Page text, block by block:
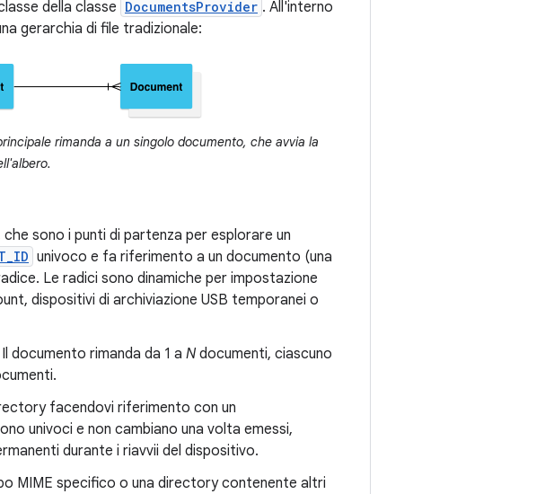
della classe DocumentsProvider . All'interno
gerarchia di file tradizionale:
rimanda a un singolo documento, che avvia la
che sono i punti di partenza per esplorare un
univoco e fa riferimento a un documento (una
Le radici sono dinamiche per impostazione
dispositivi di archiviazione USB temporanei o
documento rimanda da 1 a N documenti, ciascuno
facendovi riferimento con un
univoci e non cambiano una volta emessi,
durante i riavvii del dispositivo.
MIME specifico o una directory contenente altri